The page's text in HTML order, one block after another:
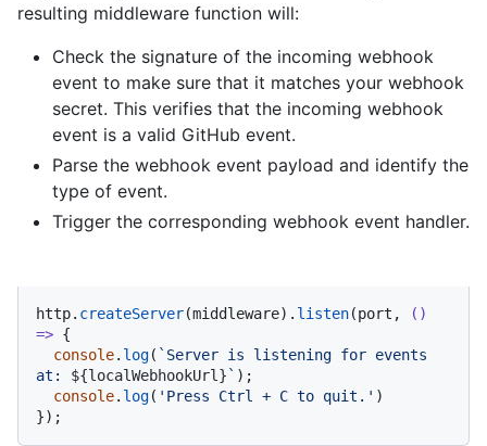
resulting middleware function will:
Check the signature of the incoming webhook
event to make sure that it matches your webhook
secret. This verifies that the incoming webhook
event is a valid GitHub event.
Parse the webhook event payload and identify the
type of event.
Trigger the corresponding webhook event handler.
http. createServer(middleware). listen(port,
()
=> {
console. log( `Server is listening for events
at: ${localWebhookUrl} ` );
console. log( 'Press Ctrl + C to quit.' )
});